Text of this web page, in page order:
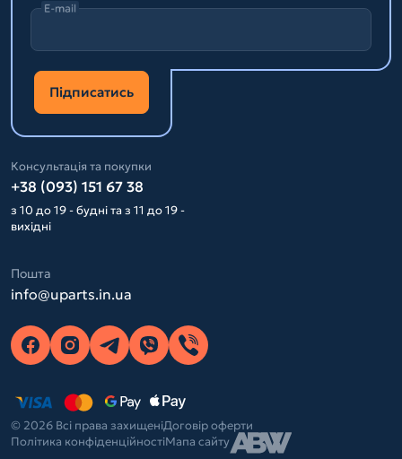
E-mail
Підписатись
Консультація та покупки
+38 (093) 151 67 38
з 10 до 19 - будні та з 11 до 19 -
вихідні
Пошта
info@uparts.in.ua
© 2026 Всі права захищеніДоговір оферти
Політика конфіденційностіМапа сайту